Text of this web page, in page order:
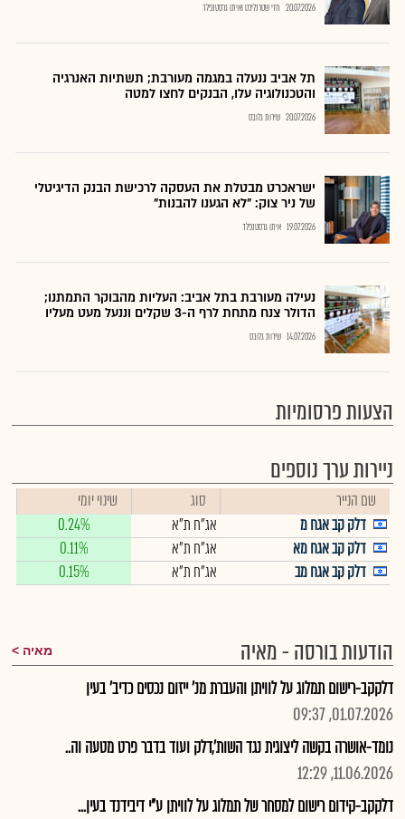
20.07.2026 חזי שטרנליכט ואיתן גרסטנפלד
תל אביב ננעלה במגמה מעורבת; תשתיות האנרגיה
והטכנולוגיה עלו, הבנקים לחצו למטה
20.07.2026 שירות גלובס
ישראכרט מבטלת את העסקה לרכישת הבנק הדיגיטלי
של ניר צוק: "לא הגענו להבנות"
19.07.2026 איתן גרסטנפלד
נעילה מעורבת בתל אביב: העליות מהבוקר התמתנו;
הדולר צנח מתחת לרף ה-3 שקלים וננעל מעט מעליו
14.07.2026 שירות גלובס
הצעות פרסומיות
ניירות ערך נוספים
שם הנייר סוג
שינוי יומי
דלק קב אגח מ
אג"ח ת"א
0.24%
דלק קב אגח מא
אג"ח ת"א
0.11%
דלק קב אגח מב
אג"ח ת"א 0.15%
הודעות בורסה - מאיה מאיה
דלקקב-רישום תמלוג על לוויתן והעברת מנ' ייזום נכסים כדיב' בעין
01.07.2026, 09:37
נומד-אושרה בקשה ליצוגית נגד השות',דלק ועוד בדבר פרט מטעה וה..
11.06.2026, 12:29
דלקקב-קידום רישום למסחר של תמלוג על לוויתן ע"י דיבידנד בעין...